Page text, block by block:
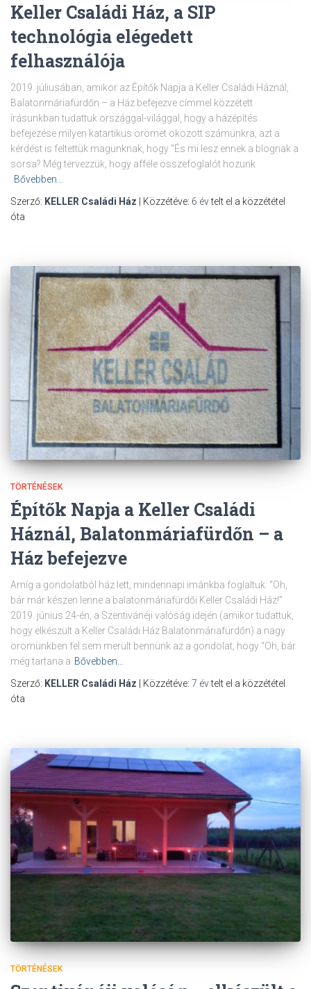
Keller Családi Ház, a SIP
technológia elégedett
felhasználója
2019. júliusában, amikor az Építők Napja a Keller Családi Háznál,
Balatonmáriafürdőn – a Ház befejezve címmel közzétett
írásunkban tudattuk országgal-világgal, hogy a házépítés
befejezése milyen katartikus örömet okozott számunkra, azt a
kérdést is feltettük magunknak, hogy “És mi lesz ennek a blognak a
sorsa? Még tervezzük, hogy afféle összefoglalót hozunk
Bővebben…
Szerző: KELLER Családi Ház | Közzétéve: 6 évtelt el a közzététel
óta
TÖRTÉNÉSEK
Építők Napja a Keller Családi
Háznál, Balatonmáriafürdőn – a
Ház befejezve
Amíg a gondolatból ház lett, mindennapi imánkba foglaltuk: “Oh,
bár már készen lenne a balatonmáriafürdői Keller Családi Ház!”
2019. június 24-én, a Szentivánéji valóság idején (amikor tudattuk,
hogy elkészült a Keller Családi Ház Balatonmáriafürdőn) a nagy
örömünkben fel sem merült bennünk az a gondolat, hogy “Oh, bár
még tartana a Bővebben…
Szerző: KELLER Családi Ház | Közzétéve: 7 évtelt el a közzététel
óta
TÖRTÉNÉSEK